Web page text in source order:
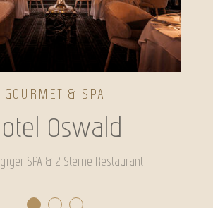
GOURMET & SPA
Oswald
SPA & 2 Sterne Restaurant